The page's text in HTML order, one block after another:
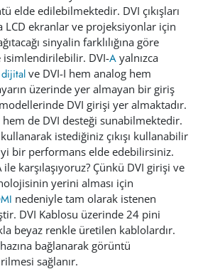
elde edilebilmektedir. DVI çıkışları
LCD ekranlar ve projeksiyonlar için
sinyalin farklılığına göre
isimlendirilebilir. DVI-A yalnızca
dijital ve DVI-I hem analog hem
üzerinde yer almayan bir giriş
DVI girişi yer almaktadır.
hem de DVI desteği sunabilmektedir.
istediğiniz çıkışı kullanabilir
bir performans elde edebilirsiniz.
karşılaşıyoruz? Çünkü DVI girişi ve
yerini alması için
nedeniyle tam olarak istenen
DVI Kablosu üzerinde 24 pini
beyaz renkle üretilen kablolardır.
bağlanarak görüntü
sağlanır.